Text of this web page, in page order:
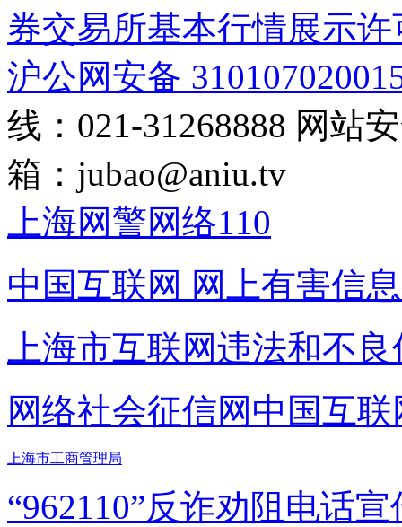
券交易所基本行情展示许
沪公网安备
线：021-31268888 网站
箱： jubao@aniu.tv
上海网警网络110
中国互联网 网上有害信
上海市互联网违法和不
网络社会征信网 中国互
上海市工商管理局
“962110”反诈劝阻电话宣